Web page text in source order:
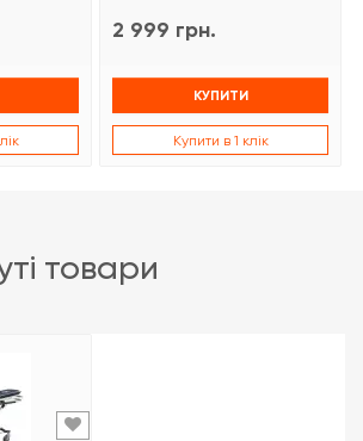
2 999 грн.
КУПИТИ
Купити в 1 клік
товари